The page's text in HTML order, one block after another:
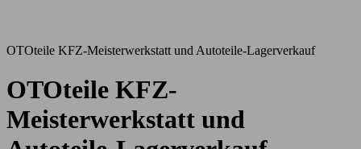
OTOteile KFZ-Meisterwerkstatt und Autoteile-Lagerverkauf
OTOteile KFZ-
Meisterwerkstatt und